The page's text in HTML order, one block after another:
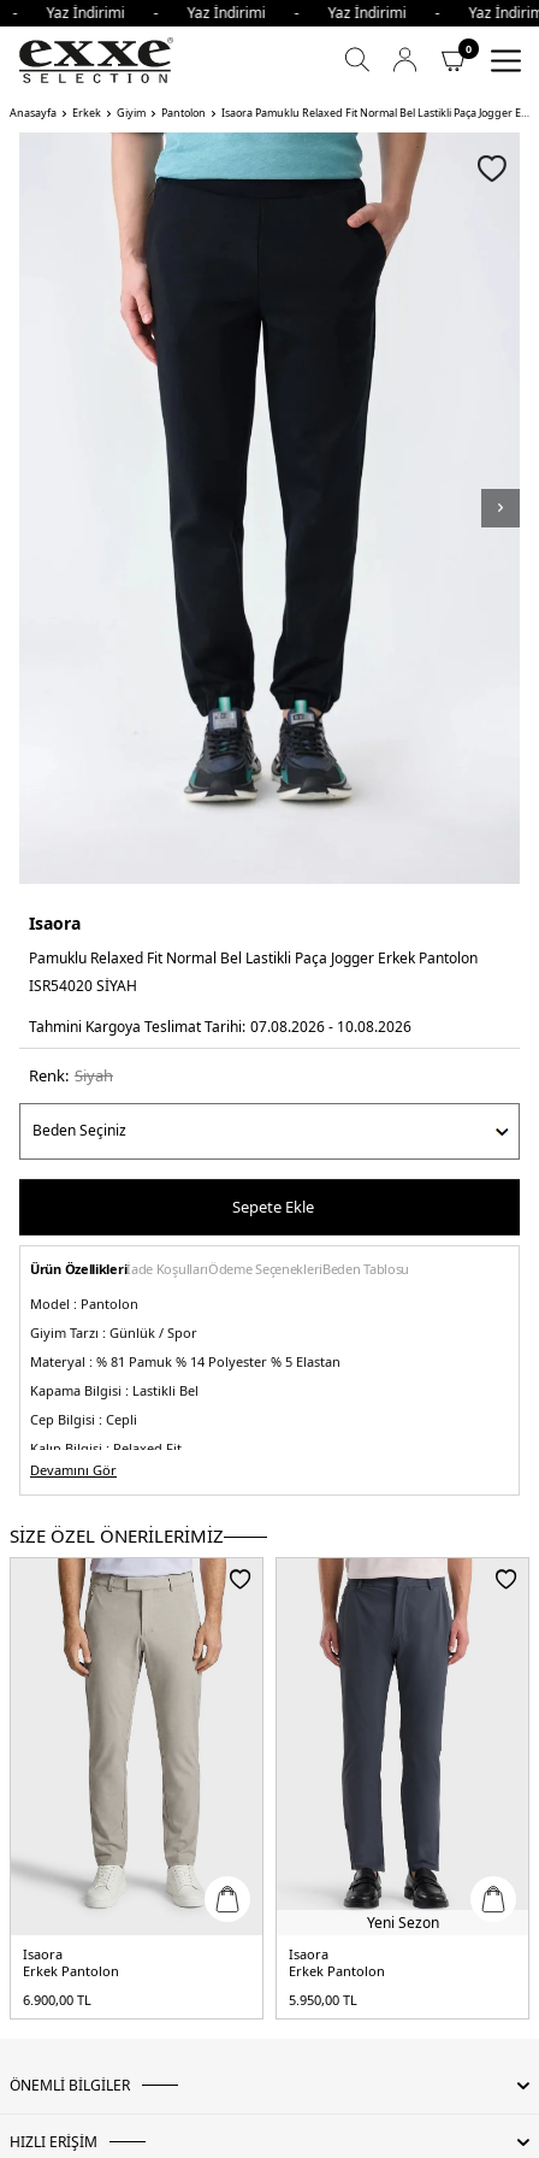
- Yaz İndirimi - Yaz İndirimi - Yaz İndirimi - Yaz
0
Anasayfa Erkek Giyim Pantolon Isaora Pamuklu Relaxed Fit Normal Bel Lastikli Paça Jogger Erkek Pantolon
Isaora
Pamuklu Relaxed Fit Normal Bel Lastikli Paça Jogger Erkek Pantolon
ISR54020 SİYAH
Tahmini Kargoya Teslimat Tarihi: 07.08.2026 - 10.08.2026
Renk: si̇yah
Sepete Ekle
Ürün Özellikleriİade KoşullarıÖdeme SeçenekleriBeden Tablosu
Model : Pantolon
Giyim Tarzı : Günlük / Spor
Materyal : % 81 Pamuk % 14 Polyester % 5 Elastan
Kapama Bilgisi : Lastikli Bel
Cep Bilgisi : Cepli
Kalıp Bilgisi : Relaxed Fit
Bel :Normal Bel
Menşei:Türkiye
3DK1ISR54020.07
Devamını Gör
SİZE ÖZEL ÖNERİLERİMİZ
Isaora
Erkek Pantolon
6.900,00 TL
Yeni Sezon
Isaora
Erkek Pantolon
5.950,00 TL
ÖNEMLİ BİLGİLER
HIZLI ERİŞİM